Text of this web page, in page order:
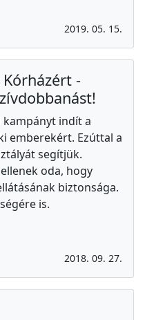
2019. 05. 15.
-
kampányt indít a
emberekért. Ezúttal a
segítjük.
oda, hogy
biztonsága.
is.
2018. 09. 27.